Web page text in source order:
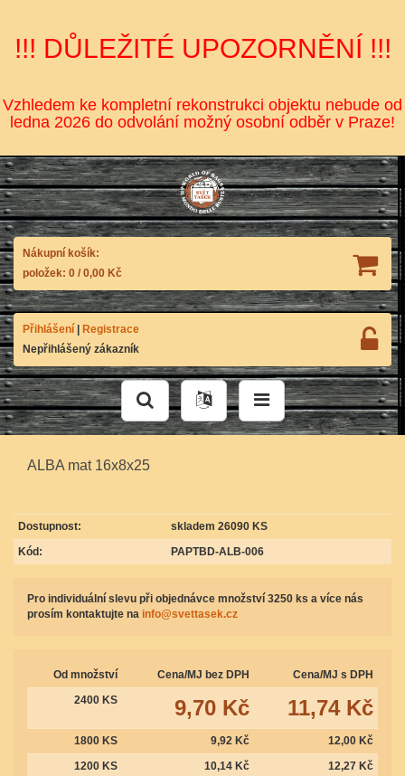
!!! DŮLEŽITÉ UPOZORNĚNÍ !!!
Vzhledem ke kompletní rekonstrukci objektu nebude od
ledna 2026 do odvolání možný osobní odběr v Praze!
Nákupní košík:
položek: 0 / 0,00 Kč
Přihlášení
Registrace
Nepřihlášený zákazník
ALBA mat 16x8x25
Dostupnost:
skladem 26090 KS
Kód:
PAPTBD-ALB-006
Pro individuální slevu při objednávce množství 3250 ks a více nás
prosím kontaktujte na info@svettasek.cz
Od množství Cena/MJ bez DPH
Cena/MJ s DPH
2400 KS
9,70 Kč 11,74 Kč
1800 KS 9,92 Kč
12,00 Kč
1200 KS
10,14 Kč
12,27 Kč